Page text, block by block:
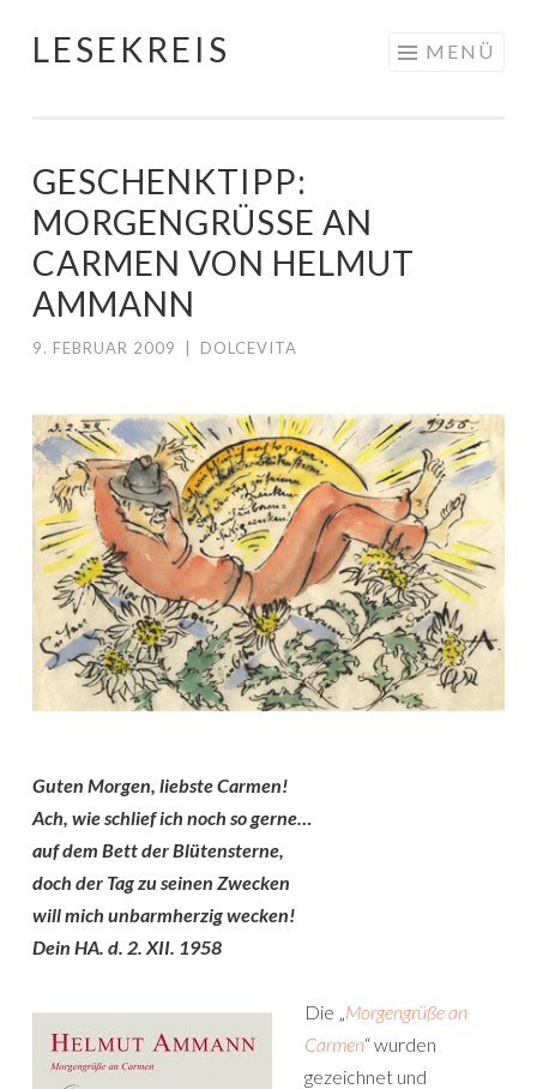
Springe
LESEKREIS MENÜ
GESCHENKTIPP:
MORGENGRÜSSE AN C
ARMEN VON HELMUT A
MMANN
9. FEBRUAR 2009 DOLCEVITA
Guten Morgen, liebste Carmen!
Ach, wie schlief ich noch so gerne…
auf dem Bett der Blütensterne,
doch der Tag zu seinen Zwecken
will mich unbarmherzig wecken!
Dein HA. d. 2. XII. 1958
Die „ Morgengrüße an
Carmen“ wurden
gezeichnet und